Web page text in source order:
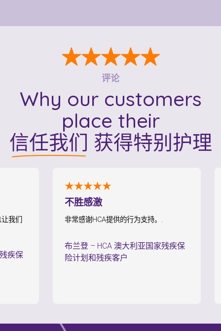
★★★★★
评论
Why our customers
place their
信任我们 获得特别护理
★★★★★
不胜感激
非常感谢HCA提供的行为支持。.
布兰登–HCA 澳大利亚国家残疾保
险计划和残疾客户